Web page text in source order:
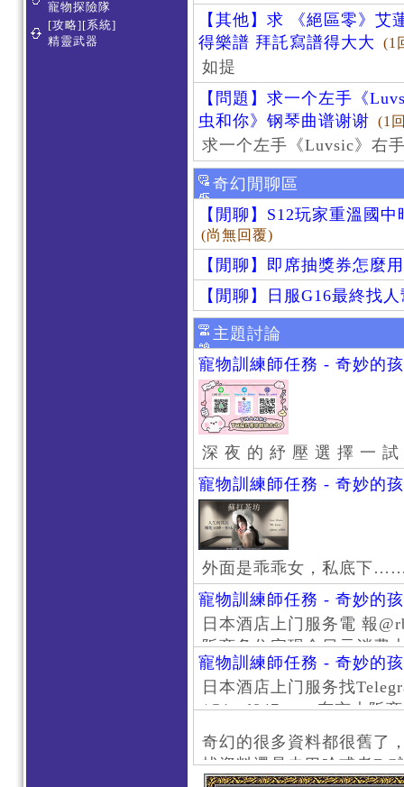
寵物探險隊
[攻略][系統]
精靈武器
作 [葬送的芙莉蓮]-
【其他】求 《絕區零》艾
得樂譜 拜託寫譜得大大
(1
如提
【問題】求一个左手《
虫和你》钢琴曲谱谢谢 (1
求一个左手《Luvsic》右
奇幻閒聊區
【閒聊】S12玩家重溫國
(尚無回覆)
【閒聊】即席抽獎券怎麼
【閒聊】日服G16最終找
主題討論
寵物訓練師任務 - 奇妙的
深 夜 的 紓 壓 選 擇 一
寵物訓練師任務 - 奇妙的
外面是乖乖女，私底下
寵物訓練師任務 - 奇妙的
日本酒店上门服务電 報
阪商务住宅现金日元消费
京风俗 #大阪风俗 #东京
上门服务新宿风俗 #梅田
#日本萝莉 #大阪萝莉 #日
寵物訓練師任務 - 奇妙的
日本酒店上门服务找
/@jptd847utpp 东京大阪
京旅游 #大阪旅游 #东京
东京上门服务 #大阪上门
心斋桥风俗 #日本女孩 #
奇幻的很多資料都很舊了
找資料還是去巴哈或者